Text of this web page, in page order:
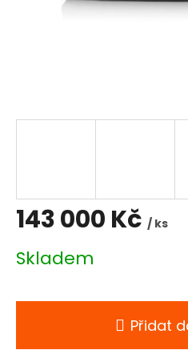
143 000 Kč / ks
cena:
Skladem
Přidat